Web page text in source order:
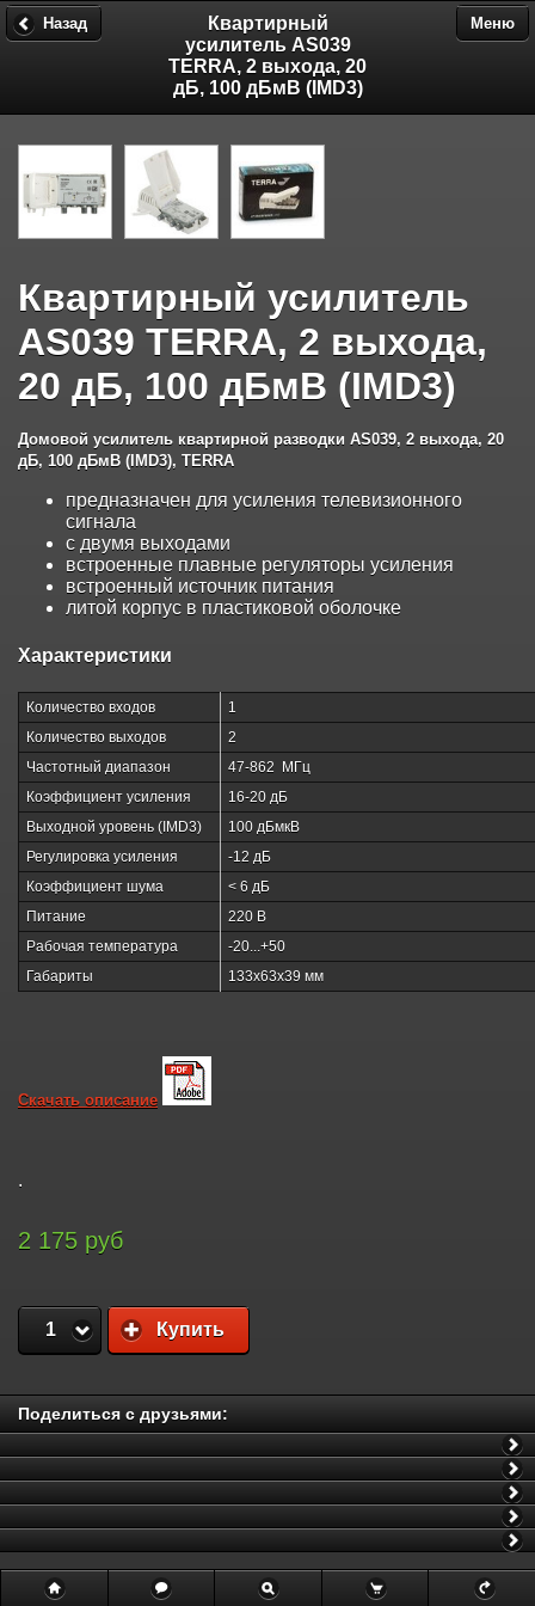
Квартирный
усилитель AS039
TERRA, 2 выхода, 20
дБ, 100 дБмВ (IMD3)
Назад Меню
Квартирный усилитель
AS039 TERRA, 2 выхода,
20 дБ, 100 дБмВ (IMD3)
Домовой усилитель квартирной разводки AS039, 2 выхода, 20
дБ, 100 дБмВ (IMD3), TERRA
предназначен для усиления телевизионного
сигнала
с двумя выходами
встроенные плавные регуляторы усиления
встроенный источник питания
литой корпус в пластиковой оболочке
Характеристики
Количество входов
1
Количество выходов
2
Частотный диапазон
47-862 МГц
Коэффициент усиления
16-20 дБ
Выходной уровень (IMD3)
100 дБмкВ
Регулировка усиления
-12 дБ
Коэффициент шума
< 6 дБ
Питание
220 В
Рабочая температура
-20...+50
Габариты
133х63х39 мм
Скачать описание
.
2 175 руб
1 Купить
Поделиться с друзьями: